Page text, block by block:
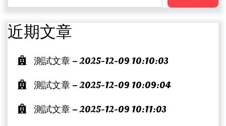
近期文章
測試文章 – 2025-12-09 10:10:03
測試文章 – 2025-12-09 10:09:04
測試文章 – 2025-12-09 10:11:03